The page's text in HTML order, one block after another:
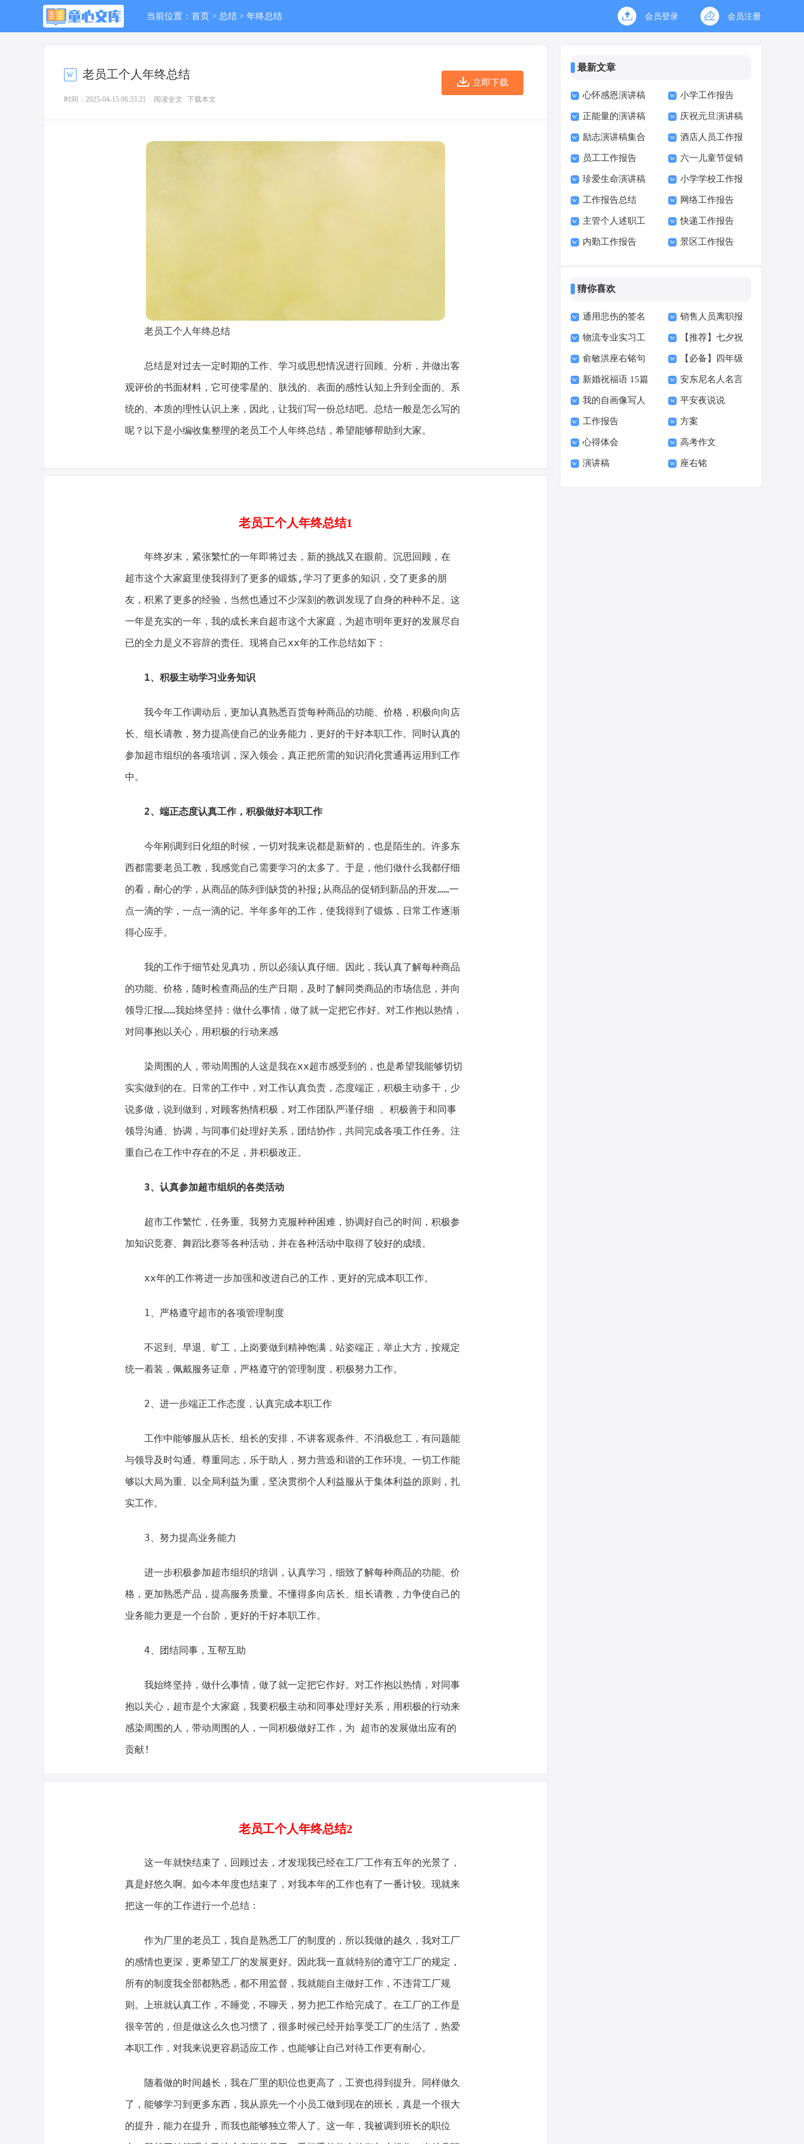
当前位置： 首页 > 总结 > 年终总结 会员登录 会员注册
老员工个人年终总结
时间：2025-04-15 06:33:21 阅读全文 下载本文
立即下载
老员工个人年终总结
总结是对过去一定时期的工作、学习或思想情况进行回顾、分析，并做出客
观评价的书面材料，它可使零星的、肤浅的、表面的感性认知上升到全面的、系
统的、本质的理性认识上来，因此，让我们写一份总结吧。总结一般是怎么写的
呢？以下是小编收集整理的老员工个人年终总结，希望能够帮助到大家。
老员工个人年终总结1
年终岁末，紧张繁忙的一年即将过去，新的挑战又在眼前。沉思回顾，在
超市这个大家庭里使我得到了更多的锻炼,学习了更多的知识，交了更多的朋
友，积累了更多的经验，当然也通过不少深刻的教训发现了自身的种种不足。这
一年是充实的一年，我的成长来自超市这个大家庭，为超市明年更好的发展尽自
已的全力是义不容辞的责任。现将自己xx年的工作总结如下：
1、积极主动学习业务知识
我今年工作调动后，更加认真熟悉百货每种商品的功能、价格，积极向向店
长、组长请教，努力提高使自己的业务能力，更好的干好本职工作。同时认真的
参加超市组织的各项培训，深入领会，真正把所需的知识消化贯通再运用到工作
中。
2、端正态度认真工作，积极做好本职工作
今年刚调到日化组的时候，一切对我来说都是新鲜的，也是陌生的。许多东
西都需要老员工教，我感觉自己需要学习的太多了。于是，他们做什么我都仔细
的看，耐心的学，从商品的陈列到缺货的补报;从商品的促销到新品的开发……一
点一滴的学，一点一滴的记。半年多年的工作，使我得到了锻炼，日常工作逐渐
得心应手。
我的工作于细节处见真功，所以必须认真仔细。因此，我认真了解每种商品
的功能、价格，随时检查商品的生产日期，及时了解同类商品的市场信息，并向
领导汇报……我始终坚持：做什么事情，做了就一定把它作好。对工作抱以热情，
对同事抱以关心，用积极的行动来感
染周围的人，带动周围的人这是我在xx超市感受到的，也是希望我能够切切
实实做到的在。日常的工作中，对工作认真负责，态度端正，积极主动多干，少
说多做，说到做到，对顾客热情积极，对工作团队严谨仔细 。积极善于和同事
领导沟通、协调，与同事们处理好关系，团结协作，共同完成各项工作任务。注
重自己在工作中存在的不足，并积极改正。
3、认真参加超市组织的各类活动
超市工作繁忙，任务重。我努力克服种种困难，协调好自己的时间，积极参
加知识竞赛、舞蹈比赛等各种活动，并在各种活动中取得了较好的成绩。
xx年的工作将进一步加强和改进自己的工作，更好的完成本职工作。
1、严格遵守超市的各项管理制度
不迟到、早退、旷工，上岗要做到精神饱满，站姿端正，举止大方，按规定
统一着装，佩戴服务证章，严格遵守的管理制度，积极努力工作。
2、进一步端正工作态度，认真完成本职工作
工作中能够服从店长、组长的安排，不讲客观条件、不消极怠工，有问题能
与领导及时勾通。尊重同志，乐于助人，努力营造和谐的工作环境。一切工作能
够以大局为重、以全局利益为重，坚决贯彻个人利益服从于集体利益的原则，扎
实工作。
3、努力提高业务能力
进一步积极参加超市组织的培训，认真学习，细致了解每种商品的功能、价
格，更加熟悉产品，提高服务质量。不懂得多向店长、组长请教，力争使自己的
业务能力更是一个台阶，更好的干好本职工作。
4、团结同事，互帮互助
我始终坚持，做什么事情，做了就一定把它作好。对工作抱以热情，对同事
抱以关心，超市是个大家庭，我要积极主动和同事处理好关系，用积极的行动来
感染周围的人，带动周围的人，一同积极做好工作，为 超市的发展做出应有的
贡献!
老员工个人年终总结2
这一年就快结束了，回顾过去，才发现我已经在工厂工作有五年的光景了，
真是好悠久啊。如今本年度也结束了，对我本年的工作也有了一番计较。现就来
把这一年的工作进行一个总结：
作为厂里的老员工，我自是熟悉工厂的制度的，所以我做的越久，我对工厂
的感情也更深，更希望工厂的发展更好。因此我一直就特别的遵守工厂的规定，
所有的制度我全部都熟悉，都不用监督，我就能自主做好工作，不违背工厂规
则。上班就认真工作，不睡觉，不聊天，努力把工作给完成了。在工厂的工作是
很辛苦的，但是做这么久也习惯了，很多时候已经开始享受工厂的生活了，热爱
本职工作，对我来说更容易适应工作，也能够让自己对待工作更有耐心。
随着做的时间越长，我在厂里的职位也更高了，工资也得到提升。同样做久
了，能够学习到更多东西，我从原先一个小员工做到现在的班长，真是一个很大
的提升，能力在提升，而我也能够独立带人了。这一年，我被调到班长的职位
最新文章
心怀感恩演讲稿 小学工作报告
正能量的演讲稿 庆祝元旦演讲稿
15篇
励志演讲稿集合
15篇
酒店人员工作报
告
员工工作报告 六一儿童节促销
方案
珍爱生命演讲稿
(15篇)
小学学校工作报
告校长述职报告
工作报告总结 网络工作报告
主管个人述职工
作报告
快递工作报告
内勤工作报告 景区工作报告
猜你喜欢
通用悲伤的签名
汇总86句
销售人员离职报
告7篇
物流专业实习工
作总结
【推荐】七夕祝
福语
俞敏洪座右铭句
子40句
【必备】四年级
读书快乐的作文4篇
新婚祝福语 15篇 安东尼名人名言
语录40句
我的自画像写人
作文
平安夜说说
工作报告 方案
心得体会 高考作文
演讲稿 座右铭